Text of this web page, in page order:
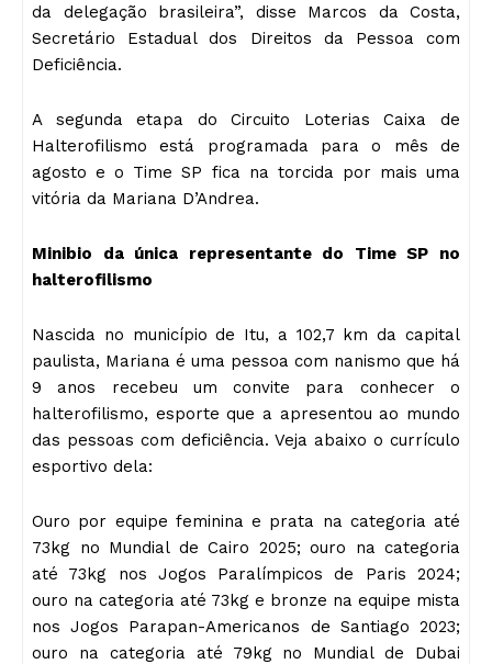
da delegação brasileira”, disse Marcos da Costa,
Secretário Estadual dos Direitos da Pessoa com
Deficiência.
A segunda etapa do Circuito Loterias Caixa de
Halterofilismo está programada para o mês de
agosto e o Time SP fica na torcida por mais uma
vitória da Mariana D’Andrea.
Minibio da única representante do Time SP no
halterofilismo
Nascida no município de Itu, a 102,7 km da capital
paulista, Mariana é uma pessoa com nanismo que há
9 anos recebeu um convite para conhecer o
halterofilismo, esporte que a apresentou ao mundo
das pessoas com deficiência. Veja abaixo o currículo
esportivo dela:
Ouro por equipe feminina e prata na categoria até
73kg no Mundial de Cairo 2025; ouro na categoria
até 73kg nos Jogos Paralímpicos de Paris 2024;
ouro na categoria até 73kg e bronze na equipe mista
nos Jogos Parapan-Americanos de Santiago 2023;
ouro na categoria até 79kg no Mundial de Dubai